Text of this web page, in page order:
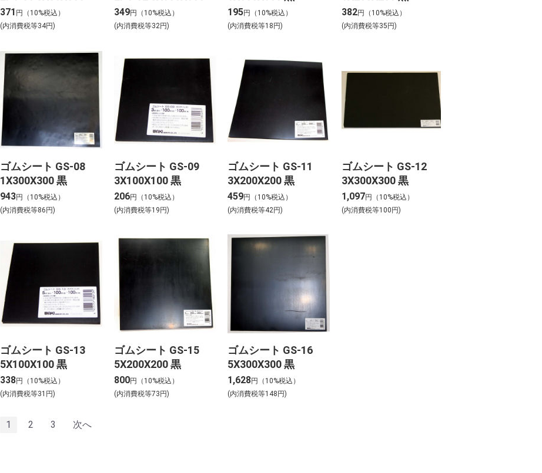
371 円（10%税込）
(内消費税等34円)
349円（10%税込）
(内消費税等32円)
195円（10%税込）
(内消費税等18円)
382円（10%税込）
(内消費税等35円)
ゴムシート GS-08
1X300X300 黒
943円（10%税込）
(内消費税等86円)
ゴムシート GS-09
3X100X100 黒
206円（10%税込）
(内消費税等19円)
ゴムシート GS-11
3X200X200 黒
459円（10%税込）
(内消費税等42円)
ゴムシート GS-12
3X300X300 黒
1,097円（10%税込）
(内消費税等100円)
ゴムシート GS-13
5X100X100 黒
338円（10%税込）
(内消費税等31円)
ゴムシート GS-15
5X200X200 黒
800円（10%税込）
(内消費税等73円)
ゴムシート GS-16
5X300X300 黒
1,628円（10%税込）
(内消費税等148円)
1 2 3 次へ